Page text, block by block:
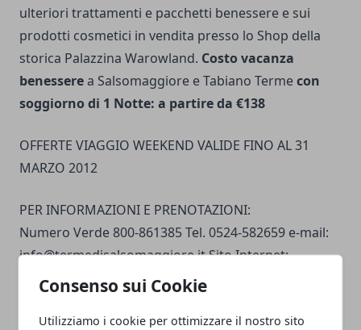
Consenso sui Cookie
Utilizziamo i cookie per ottimizzare il nostro sito
ulteriori trattamenti e pacchetti benessere e sui
prodotti cosmetici in vendita presso lo Shop della
storica Palazzina Warowland. Costo vacanza
benesserea Salsomaggiore e Tabiano Termecon
soggiorno di 1 Notte: a partire da €138
OFFERTE VIAGGIO WEEKEND VALIDE FINO AL 31
MARZO 2012
PER INFORMAZIONI E PRENOTAZIONI:
Numero Verde 800-861385 Tel. 0524-582659 e-mail:
info@termedisalsomaggiore.itSito Internet:
www.termesalsomaggioretabiano.it